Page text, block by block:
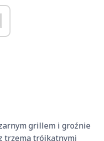
grillem i groźnie
trzema trójkątnymi